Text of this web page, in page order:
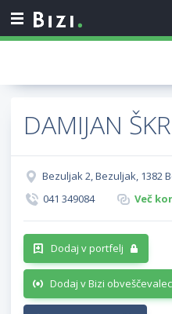
DAMIJAN
Bezuljak 2, Bezuljak, 1382
041 349084
Več
Dodaj v portfelj
Dodaj v Bizi obveščevalec